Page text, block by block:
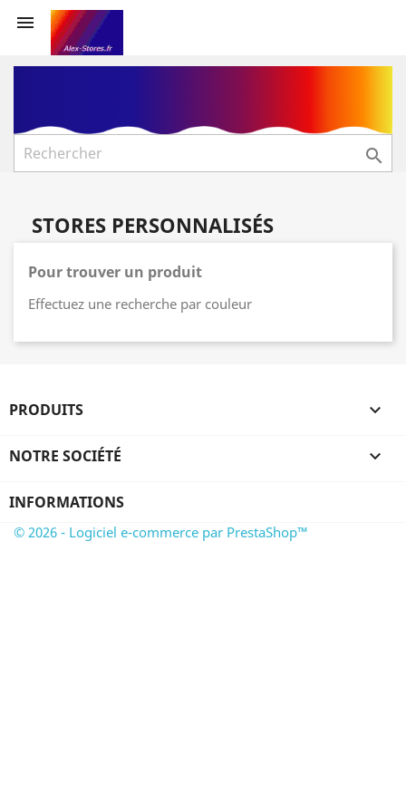


STORES PERSONNALISÉS
Pour trouver un produit
Effectuez une recherche par couleur
PRODUITS 
NOTRE SOCIÉTÉ 
INFORMATIONS
© 2026 - Logiciel e-commerce par PrestaShop™